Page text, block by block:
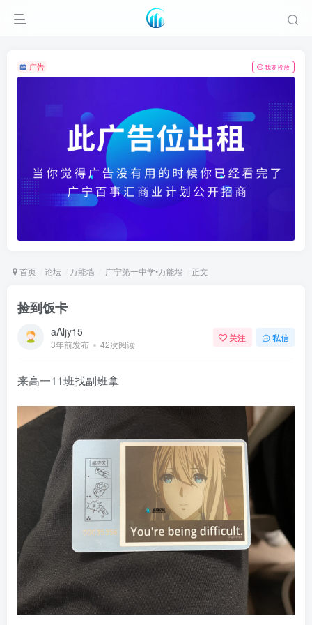
广告 我要投放
首页 论坛 万能墙 广宁第一中学•万能墙 正文
捡到饭卡
aAljy15
3年前发布 42次阅读
关注 私信
来高一11班找副班拿